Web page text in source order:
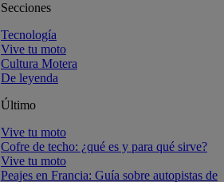
Secciones
Tecnología
Vive tu moto
Cultura Motera
De leyenda
Último
Vive tu moto
Cofre de techo: ¿qué es y para qué sirve?
Vive tu moto
Peajes en Francia: Guía sobre autopistas de